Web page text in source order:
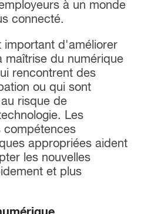
à un monde
connecté.
important d'améliorer
maîtrise du numérique
rencontrent des
ou qui sont
risque de
Les
compétences
appropriées aident
les nouvelles
et plus